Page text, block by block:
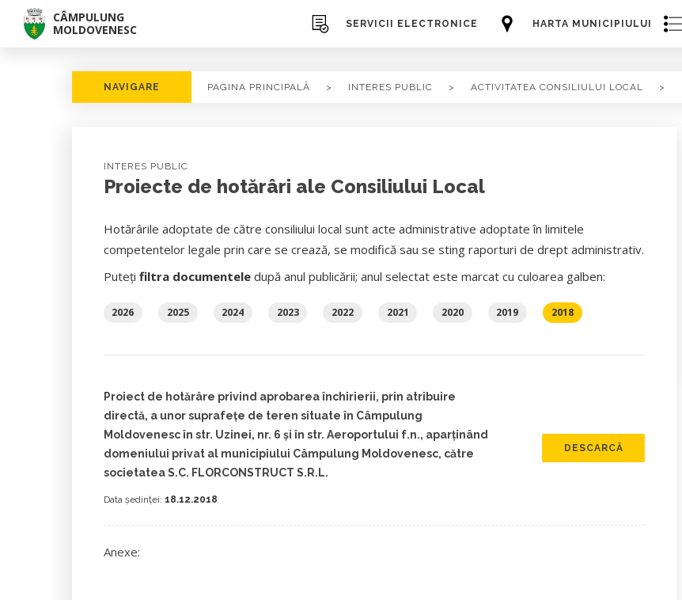
CÂMPULUNG
MOLDOVENESC
HARTA MUNICIPIULUI
SERVICII ELECTRONICE
NAVIGARE PAGINA PRINCIPALĂ > INTERES PUBLIC > ACTIVITATEA CONSILIULUI LOCAL >
INTERES PUBLIC
Proiecte de hotărâri ale Consiliului Local
Hotărârile adoptate de către consiliului local sunt acte administrative adoptate în limitele
competentelor legale prin care se crează, se modifică sau se sting raporturi de drept administrativ.
Puteți filtra documenteledupă anul publicării; anul selectat este marcat cu culoarea galben:
2026 2025 2024 2023 2022 2021 2020 2019 2018
Proiect de hotărâre privind aprobarea închirierii, prin atribuire
directă, a unor suprafețe de teren situate în Câmpulung
Moldovenesc în str. Uzinei, nr. 6 și în str. Aeroportului f.n., aparținând
domeniului privat al municipiului Câmpulung Moldovenesc, către
societatea S.C. FLORCONSTRUCT S.R.L.
Data ședinței: 18.12.2018
DESCARCĂ
Anexe: